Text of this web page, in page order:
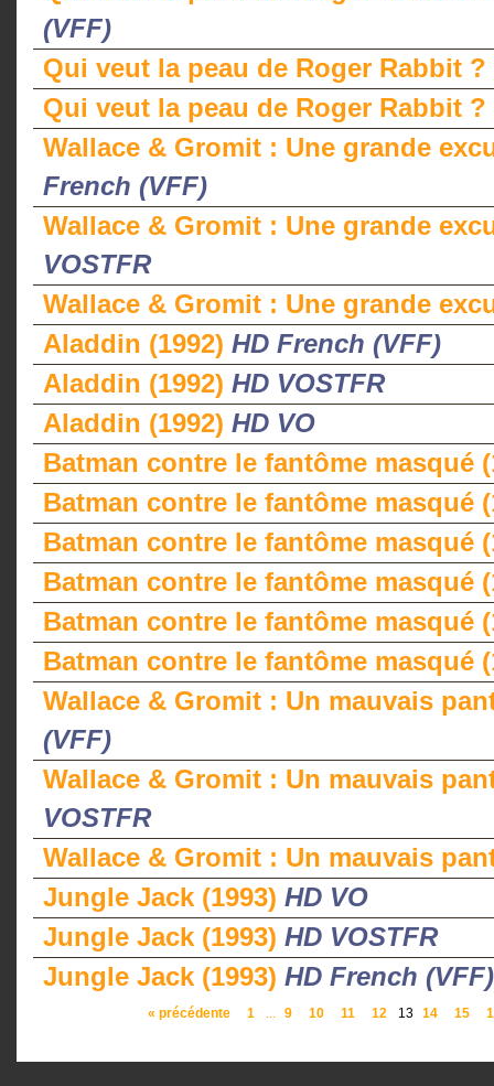
(VFF)
Qui veut la peau de Roger Rabbit
Qui veut la peau de Roger Rabbit
Wallace & Gromit : Une grande
French (VFF)
Wallace & Gromit : Une grande
VOSTFR
Wallace & Gromit : Une grande
Aladdin (1992) HD French (VFF)
Aladdin (1992) HD VOSTFR
Aladdin (1992) HD VO
Batman contre le fantôme masqué
Batman contre le fantôme masqué
Batman contre le fantôme masqué
Batman contre le fantôme masqué
Batman contre le fantôme masqué
Batman contre le fantôme masqué
Wallace & Gromit : Un mauvais
(VFF)
Wallace & Gromit : Un mauvais
VOSTFR
Wallace & Gromit : Un mauvais
Jungle Jack (1993) HD VO
Jungle Jack (1993) HD VOSTFR
Jungle Jack (1993) HD French (VFF)
« précédente 1 ... 9 10 11 12 13 14 15